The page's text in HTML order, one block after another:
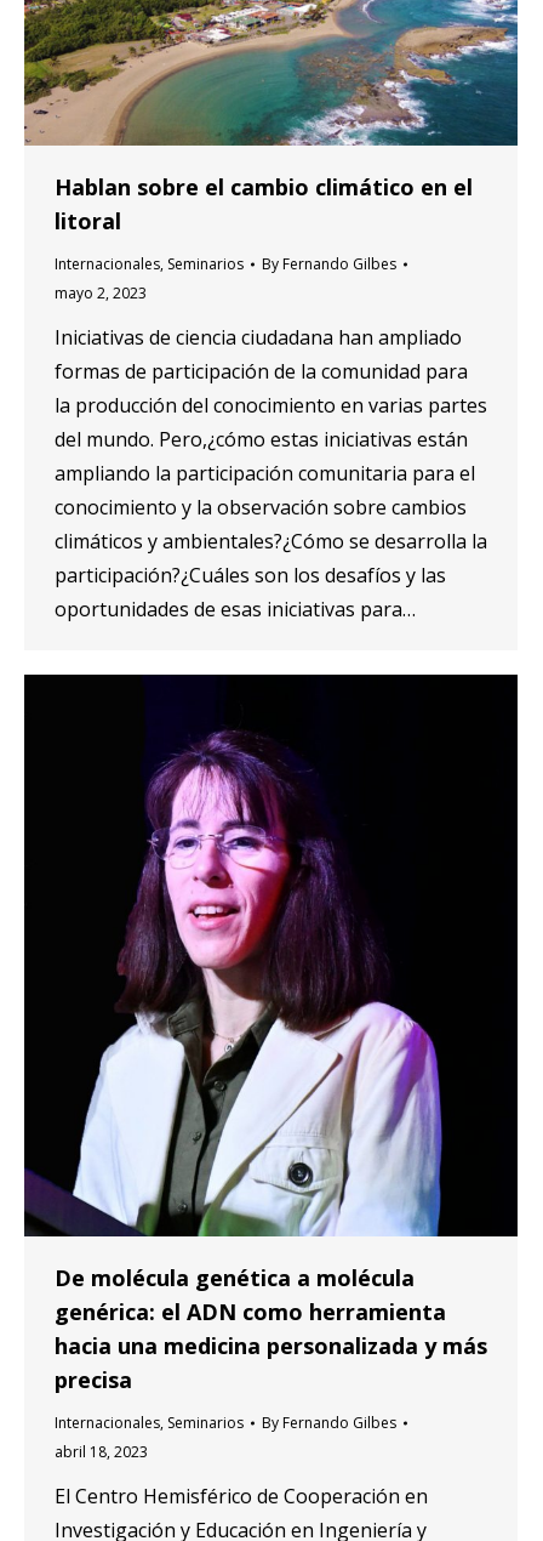
Hablan sobre el cambio climático en el
litoral
Internacionales, Seminarios ByFernando Gilbes
mayo 2, 2023
Iniciativas de ciencia ciudadana han ampliado
formas de participación de la comunidad para
la producción del conocimiento en varias partes
del mundo. Pero,¿cómo estas iniciativas están
ampliando la participación comunitaria para el
conocimiento y la observación sobre cambios
climáticos y ambientales?¿Cómo se desarrolla la
participación?¿Cuáles son los desafíos y las
oportunidades de esas iniciativas para…
De molécula genética a molécula
genérica: el ADN como herramienta
hacia una medicina personalizada y más
precisa
Internacionales, Seminarios ByFernando Gilbes
abril 18, 2023
El Centro Hemisférico de Cooperación en
Investigación y Educación en Ingeniería y